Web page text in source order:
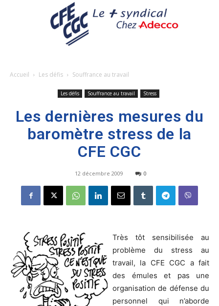
Accueil Les défis Souffrance au travail
Les défis Souffrance au travail Stress
Les dernières mesures du
baromètre stress de la
CFE CGC
12 décembre 2009 0
Très tôt sensibilisée au
problème du stress au
travail, la CFE CGC a fait
des émules et pas une
organisation de défense du
personnel qui n’aborde